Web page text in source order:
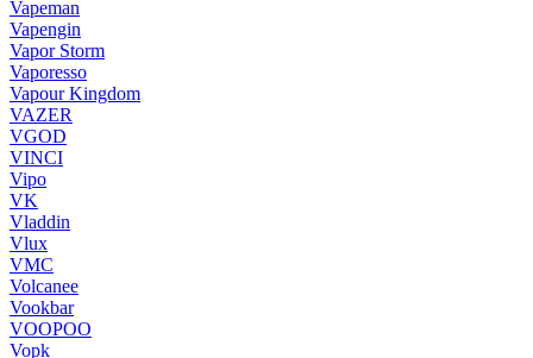
Vapeman
Vapengin
Vapor Storm
Vaporesso
Vapour Kingdom
VAZER
VGOD
VINCI
Vipo
VK
Vladdin
Vlux
VMC
Volcanee
Vookbar
VOOPOO
Vopk